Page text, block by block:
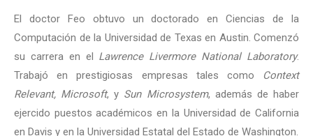
El doctor Feo obtuvo un doctorado en Ciencias de la
Computación de la Universidad de Texas en Austin. Comenzó
su carrera en el Lawrence Livermore National Laboratory.
Trabajó en prestigiosas empresas tales como
Context
Relevant, Microsoft, y Sun Microsystem, además de haber
ejercido puestos académicos en la Universidad de California
en Davis y en la Universidad Estatal del Estado de Washington.